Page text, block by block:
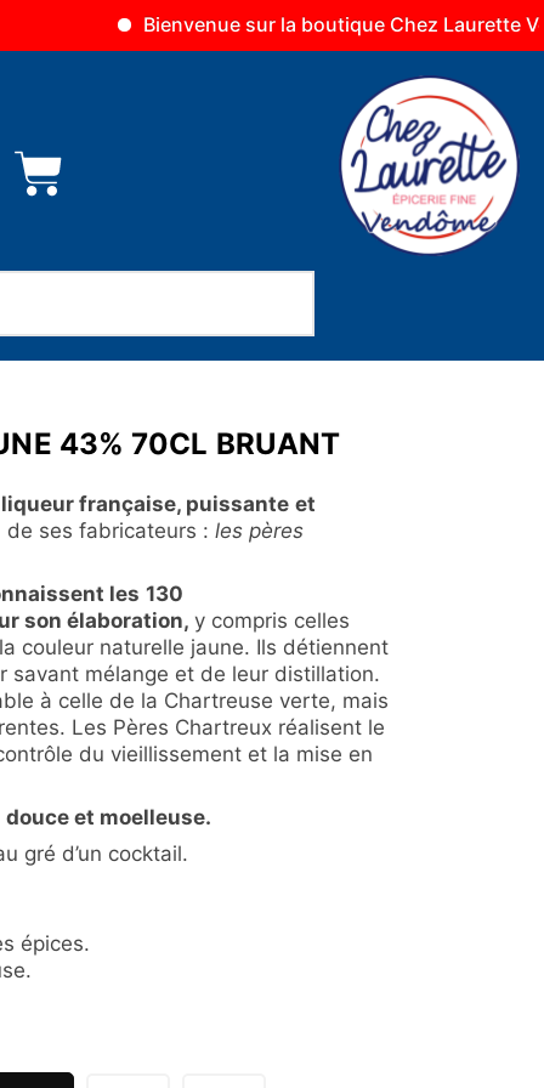
Bienvenue sur la boutique Chez Laurette Vendôme
43% 70CL BRUANT
française, puissante et
ses fabricateurs : les pères
les 130
son élaboration, y compris celles
couleur naturelle jaune. Ils détiennent
savant mélange et de leur distillation.
à celle de la Chartreuse verte, mais
Les Pères Chartreux réalisent le
du vieillissement et la mise en
douce et moelleuse.
gré d’un cocktail.
épices.